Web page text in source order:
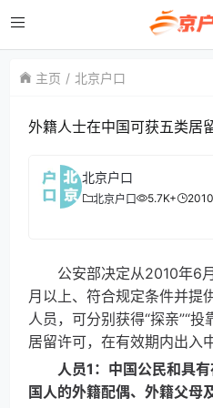
主页 北京户口
外籍人士在中国可获五类居
北京户口
北京户口 5.7K+
公安部决定从2010年6月
月以上、符合规定条件并提
人员，可分别获得“探亲”“投
居留许可，在有效期内出入
人员1：中国公民和具
国人的外籍配偶、外籍父母